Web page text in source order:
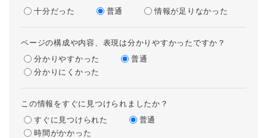
十分だった
普通 情報が足りなかった
ページの構成や内容、表現は分かりやすかったですか？
分かりやすかった
普通
分かりにくかった
この情報をすぐに見つけられましたか？
すぐに見つけられた
普通
時間がかかった